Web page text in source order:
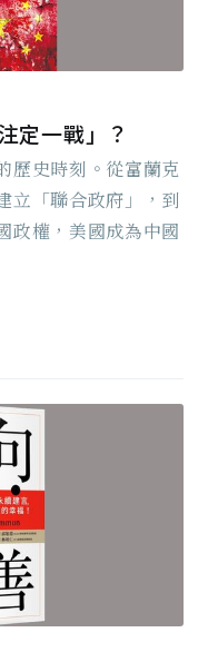
定一戰」？
歷史時刻。從富蘭克
立「聯合政府」，到
政權，美國成為中國